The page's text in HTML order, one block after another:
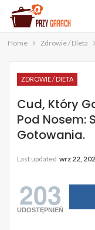
Home Zdrowie / Dieta
ZDROWIE / DIETA
Cud, Który
Pod Nosem:
Gotowania.
Last updated wrz 22,
203
UDOSTĘPNIEŃ